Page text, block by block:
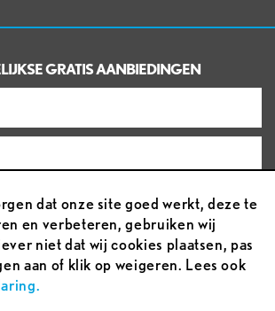
GRATIS AANBIEDINGEN
dat onze site goed werkt, deze te
en verbeteren, gebruiken wij
niet dat wij cookies plaatsen, pas
aan of klik op weigeren. Lees ook